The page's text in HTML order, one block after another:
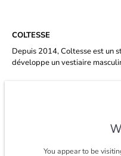
COLTESSE
Depuis 2014, Coltesse est un
développe un vestiaire
CONTACTYou appear to be